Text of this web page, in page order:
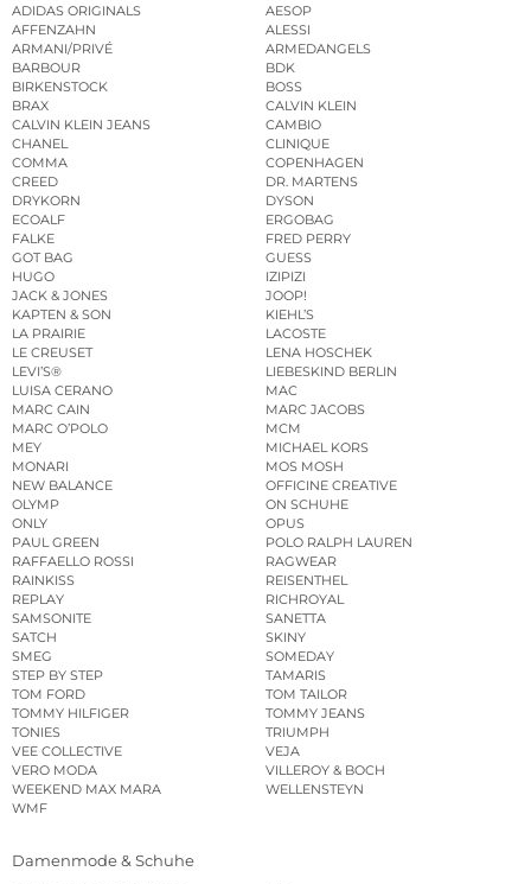
ADIDAS ORIGINALS
AESOP
AFFENZAHN
ALESSI
ARMANI/PRIVÉ
ARMEDANGELS
BARBOUR
BDK
BIRKENSTOCK
BOSS
BRAX
CALVIN KLEIN
CALVIN KLEIN JEANS
CAMBIO
CHANEL
CLINIQUE
COMMA
COPENHAGEN
CREED
DR. MARTENS
DRYKORN
DYSON
ECOALF
ERGOBAG
FALKE
FRED PERRY
GOT BAG
GUESS
HUGO
IZIPIZI
JACK & JONES
JOOP!
KAPTEN & SON
KIEHL’S
LA PRAIRIE
LACOSTE
LE CREUSET
LENA HOSCHEK
LEVI’S®
LIEBESKIND BERLIN
LUISA CERANO
MAC
MARC CAIN
MARC JACOBS
MARC O’POLO
MCM
MEY
MICHAEL KORS
MONARI
MOS MOSH
NEW BALANCE
OFFICINE CREATIVE
OLYMP
ON SCHUHE
ONLY
OPUS
PAUL GREEN
POLO RALPH LAUREN
RAFFAELLO ROSSI
RAGWEAR
RAINKISS
REISENTHEL
REPLAY
RICHROYAL
SAMSONITE
SANETTA
SATCH
SKINY
SMEG
SOMEDAY
STEP BY STEP
TAMARIS
TOM FORD
TOM TAILOR
TOMMY HILFIGER
TOMMY JEANS
TONIES
TRIUMPH
VEE COLLECTIVE
VEJA
VERO MODA
VILLEROY & BOCH
WEEKEND MAX MARA
WELLENSTEYN
WMF
Damenmode & Schuhe